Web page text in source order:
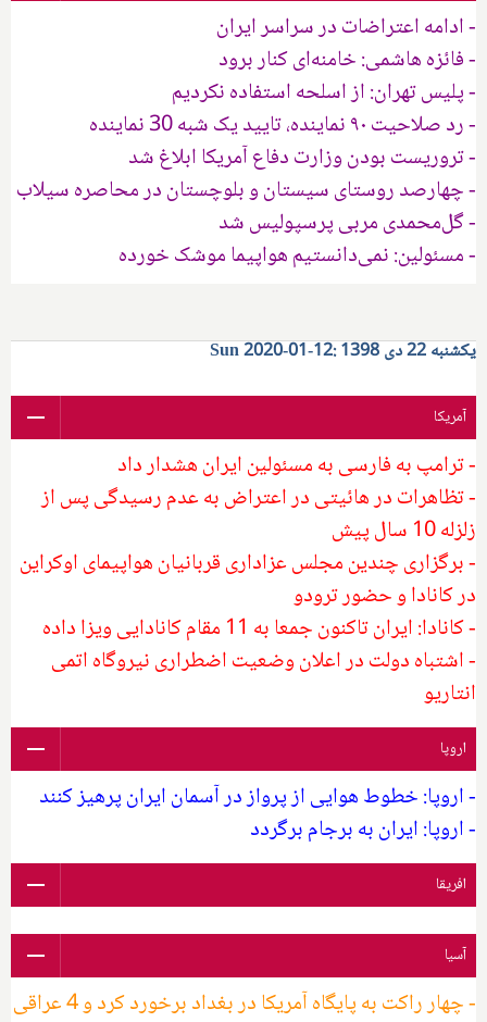
- ادامه اعتراضات در سراسر ایران
- فائزه هاشمی: خامنه‌ای کنار برود
- پلیس تهران: از اسلحه استفاده نکردیم
- رد صلاحیت ۹۰ نماینده، تایید یک شبه 30 نماینده
- تروریست بودن وزارت دفاع آمریکا ابلاغ شد
- چهارصد روستای سیستان و بلوچستان در محاصره سیلاب
- گل‌محمدی مربی پرسپولیس شد
- مسئولین: نمی‌دانستیم هواپیما موشک خورده
یکشنبه 22 دی 1398 :12-01-2020 Sun
آمریکا
- ترامپ به فارسی به مسئولین ایران هشدار داد
- تظاهرات در هائیتی در اعتراض به عدم رسیدگی پس از
زلزله 10 سال پیش
- برگزاری چندین مجلس عزاداری قربانیان هواپیمای اوکراین
در کانادا و حضور ترودو
- کانادا: ایران تاکنون جمعا به 11 مقام کانادایی ویزا داده
- اشتباه دولت در اعلان وضعیت اضطراری نیروگاه اتمی
انتاریو
اروپا
- اروپا: خطوط هوایی از پرواز در آسمان ایران پرهیز کنند
- اروپا: ایران به برجام برگردد
افریقا
آسیا
- چهار راکت به پایگاه آمریکا در بغداد برخورد کرد و 4 عراقی